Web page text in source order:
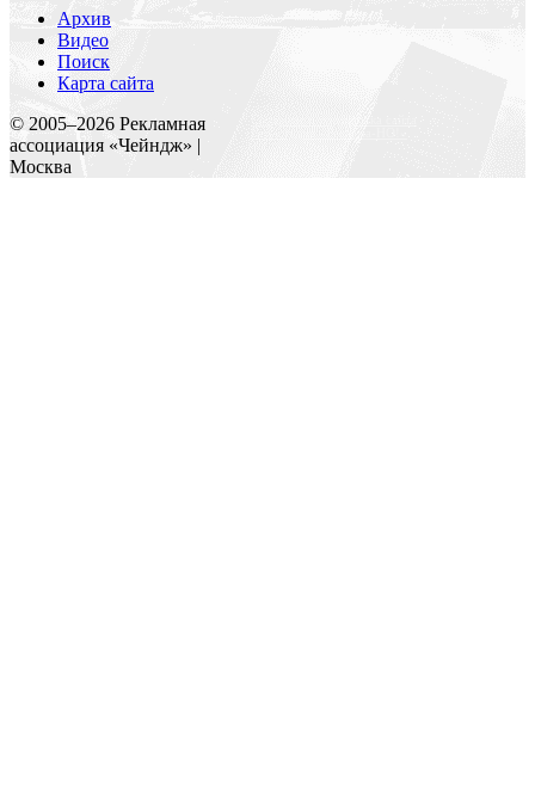
Архив
Видео
Поиск
Карта сайта
© 2005–2026 Рекламная
ассоциация «Чейндж» |
Москва